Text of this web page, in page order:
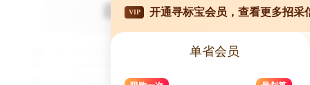
VIP 开通寻标宝会员，查看更多招采
单省会员